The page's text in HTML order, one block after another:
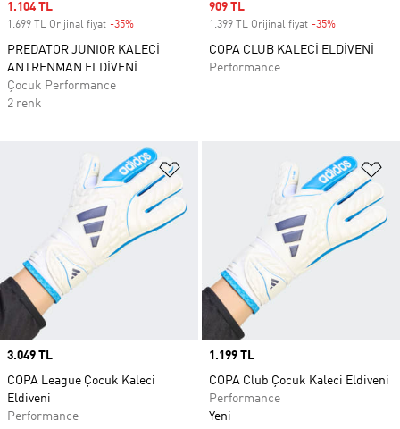
Sale price
1.104 TL
1.699 TL Orijinal fiyat -35%
PREDATOR JUNIOR KALECİ
ANTRENMAN ELDİVENİ
Çocuk Performance
2 renk
Sale price
909 TL
1.399 TL Orijinal fiyat -35%
COPA CLUB KALECİ ELDİVENİ
Performance
Favori Listesine Ekle
Price
3.049 TL
COPA League Çocuk Kaleci
Eldiveni
Performance
Price
1.199 TL
COPA Club Çocuk Kaleci Eldiveni
Performance
Yeni